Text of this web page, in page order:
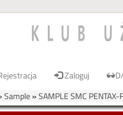
Zaloguj
Sample»SAMPLE SMC